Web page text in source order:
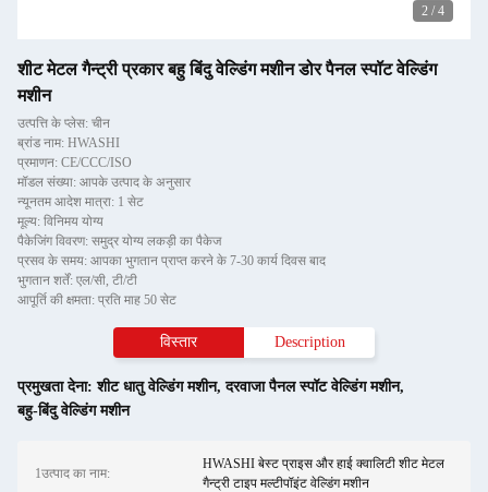
2 / 4
शीट मेटल गैन्ट्री प्रकार बहु बिंदु वेल्डिंग मशीन डोर पैनल स्पॉट वेल्डिंग
मशीन
उत्पत्ति के प्लेस: चीन
ब्रांड नाम: HWASHI
प्रमाणन: CE/CCC/ISO
मॉडल संख्या: आपके उत्पाद के अनुसार
न्यूनतम आदेश मात्रा: 1 सेट
मूल्य: विनिमय योग्य
पैकेजिंग विवरण: समुद्र योग्य लकड़ी का पैकेज
प्रसव के समय: आपका भुगतान प्राप्त करने के 7-30 कार्य दिवस बाद
भुगतान शर्तें: एल/सी, टी/टी
आपूर्ति की क्षमता: प्रति माह 50 सेट
विस्तार Description
प्रमुखता देना:शीट धातु वेल्डिंग मशीन,दरवाजा पैनल स्पॉट वेल्डिंग मशीन,
बहु-बिंदु वेल्डिंग मशीन
1उत्पाद का नाम:
HWASHI बेस्ट प्राइस और हाई क्वालिटी शीट मेटल
गैन्ट्री टाइप मल्टीपॉइंट वेल्डिंग मशीन